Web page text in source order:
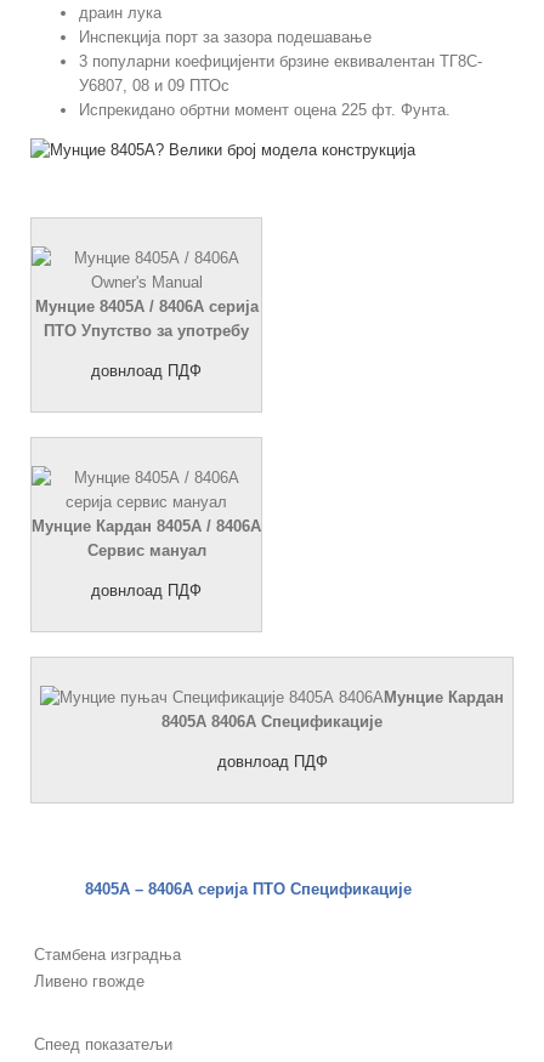
драин лука
Инспекција порт за зазора подешавање
3 популарни коефицијенти брзине еквивалентан ТГ8С-
У6807, 08 и 09 ПТОс
Испрекидано обртни момент оцена 225 фт. Фунта.
Мунцие 8405А / 8406А серија
ПТО Упутство за употребу
довнлоад ПДФ
Мунцие Кардан 8405А / 8406А
Сервис мануал
довнлоад ПДФ
Мунцие Кардан
8405А 8406А Спецификације
довнлоад ПДФ
8405A– 8406А серија ПТО Спецификације
Стамбена изградња
Ливено гвожде
Спеед показатељи